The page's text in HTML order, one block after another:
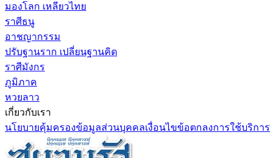
มองโลก เหลียวไทย
ราศีธนู
อาชญากรรม
ปรับฐานราก เปลี่ยนฐานคิด
ราศีมังกร
ภูมิภาค
หวยลาว
เกี่ยวกับเรา
นโยบายคุ้มครองข้อมูลส่วนบุคคลเงื่อนไขข้อตกลงการใช้บริการ